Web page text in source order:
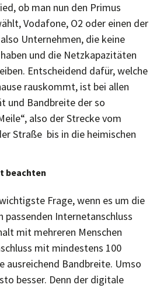
ob man nun den Primus
Vodafone, O2 oder einen der
Unternehmen, die keine
und die Netzkapazitäten
Entscheidend dafür, welche
rauskommt, ist bei allen
und Bandbreite der so
also der Strecke vom
Straße bis in die heimischen
beachten
Frage, wenn es um die
passenden Internetanschluss
mit mehreren Menschen
mit mindestens 100
ausreichend Bandbreite. Umso
besser. Denn der digitale